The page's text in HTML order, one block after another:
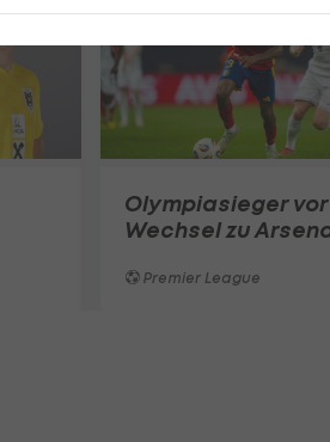
Olympiasieger vor
Wechsel zu
Premier League